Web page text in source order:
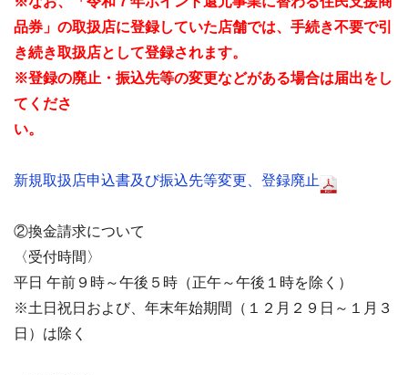
品券」の取扱店に登録していた店舗では、手続き不要で引
き続き取扱店として登録されます。
※登録の廃止・振込先等の変更などがある場合は届出をし
てくださ
い。
新規取扱店申込書及び振込先等変更、登録廃止
②換金請求について
〈受付時間〉
平日 午前９時～午後５時（正午～午後１時を除く）
※土日祝日および、年末年始期間（１２月２９日～１月３
日）は除く